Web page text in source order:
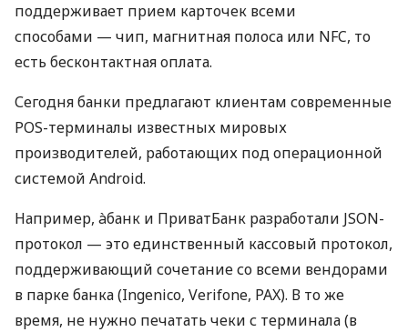
поддерживает прием карточек всеми
способами — чип, магнитная полоса или NFC, то
есть бесконтактная оплата.
Сегодня банки предлагают клиентам современные
POS-терминалы известных мировых
производителей, работающих под операционной
системой Android.
Например, àбанк и ПриватБанк разработали JSON-
протокол — это единственный кассовый протокол,
поддерживающий сочетание со всеми вендорами
в парке банка (Ingenico, Verifone, PAX). В то же
время, не нужно печатать чеки с терминала (в